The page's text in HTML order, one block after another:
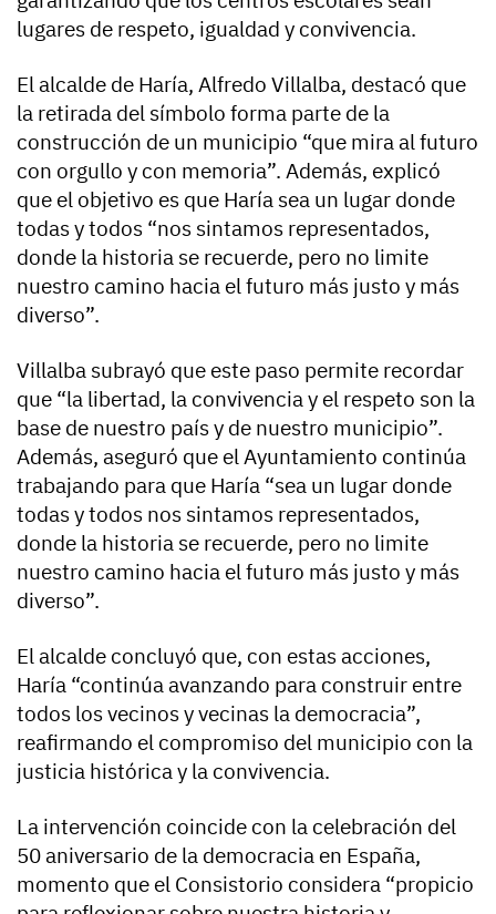
lugares de respeto, igualdad y convivencia.
El alcalde de Haría, Alfredo Villalba, destacó que
la retirada del símbolo forma parte de la
construcción de un municipio “que mira al futuro
con orgullo y con memoria”. Además, explicó
que el objetivo es que Haría sea un lugar donde
todas y todos “nos sintamos representados,
donde la historia se recuerde, pero no limite
nuestro camino hacia el futuro más justo y más
diverso”.
Villalba subrayó que este paso permite recordar
que “la libertad, la convivencia y el respeto son la
base de nuestro país y de nuestro municipio”.
Además, aseguró que el Ayuntamiento continúa
trabajando para que Haría “sea un lugar donde
todas y todos nos sintamos representados,
donde la historia se recuerde, pero no limite
nuestro camino hacia el futuro más justo y más
diverso”.
El alcalde concluyó que, con estas acciones,
Haría “continúa avanzando para construir entre
todos los vecinos y vecinas la democracia”,
reafirmando el compromiso del municipio con la
justicia histórica y la convivencia.
La intervención coincide con la celebración del
50 aniversario de la democracia en España,
momento que el Consistorio considera “propicio